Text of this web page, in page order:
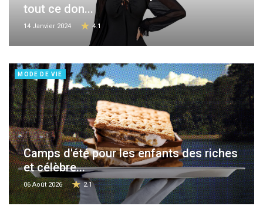
tout ce don...
14 Janvier 2024 4.1
MODE DE VIE
Camps d'été pour les enfants des riches
et célèbre...
06 Août 2026 2.1